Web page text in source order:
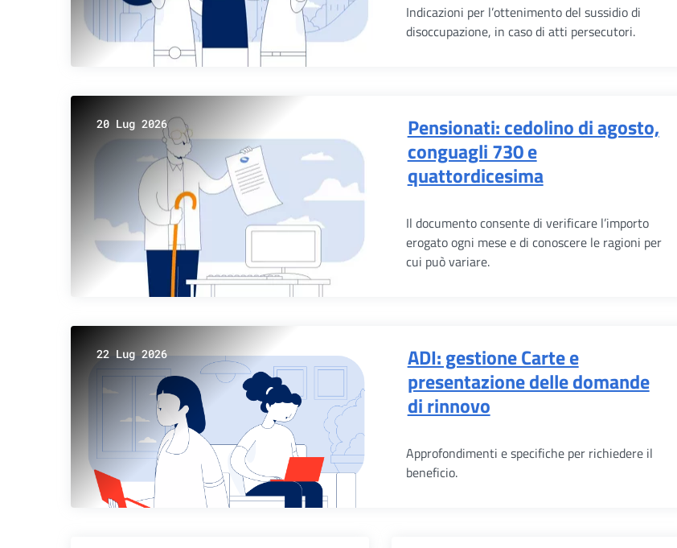
Indicazioni per l’ottenimento del sussidio di
disoccupazione, in caso di atti persecutori.
20 Lug 2026
Pensionati: cedolino di agosto,
conguagli 730 e
quattordicesima
Il documento consente di verificare l’importo
erogato ogni mese e di conoscere le ragioni per
cui può variare.
22 Lug 2026
ADI: gestione Carte e
presentazione delle domande
di rinnovo
Approfondimenti e specifiche per richiedere il
beneficio.